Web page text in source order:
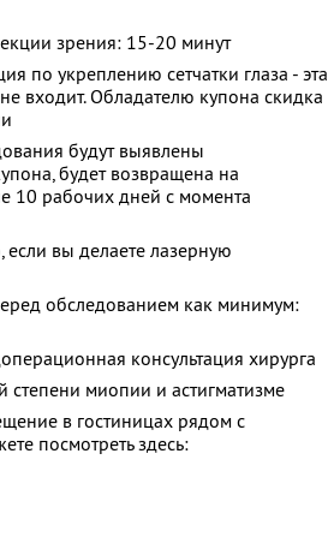
зрения: 15-20 минут
по укреплению сетчатки глаза - эта
входит. Обладателю купона скидка
будут выявлены
будет возвращена на
10 рабочих дней с момента
вы делаете лазерную
обследованием как минимум:
консультация хирурга
миопии и астигматизме
в гостиницах рядом с
посмотреть здесь: